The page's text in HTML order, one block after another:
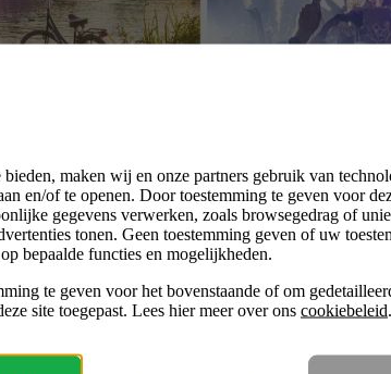
bieden, maken wij en onze partners gebruik van
en/of te openen. Door toestemming te geven voor
gegevens verwerken, zoals browsegedrag of
tonen. Geen toestemming geven of uw
bepaalde functies en mogelijkheden.
te geven voor het bovenstaande of om
site toegepast. Lees hier meer over ons cookiebeleid.